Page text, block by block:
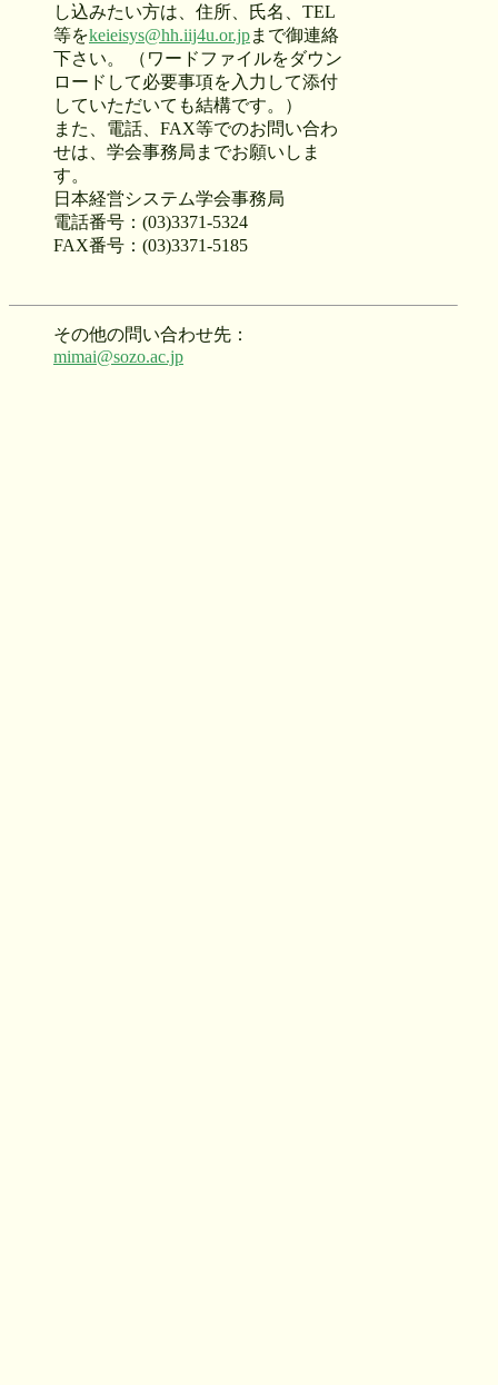
し込みたい方は、住所、氏名、TEL
等をkeieisys@hh.iij4u.or.jpまで御連絡
下さい。 （ワードファイルをダウン
ロードして必要事項を入力して添付
していただいても結構です。）
また、電話、FAX等でのお問い合わ
せは、学会事務局までお願いしま
す。
日本経営システム学会事務局
電話番号：(03)3371-5324
FAX番号：(03)3371-5185
その他の問い合わせ先：
mimai@sozo.ac.jp